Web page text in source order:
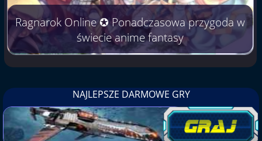
Ragnarok Online ✪ Ponadczasowa przygoda w
świecie anime fantasy
NAJLEPSZE DARMOWE GRY